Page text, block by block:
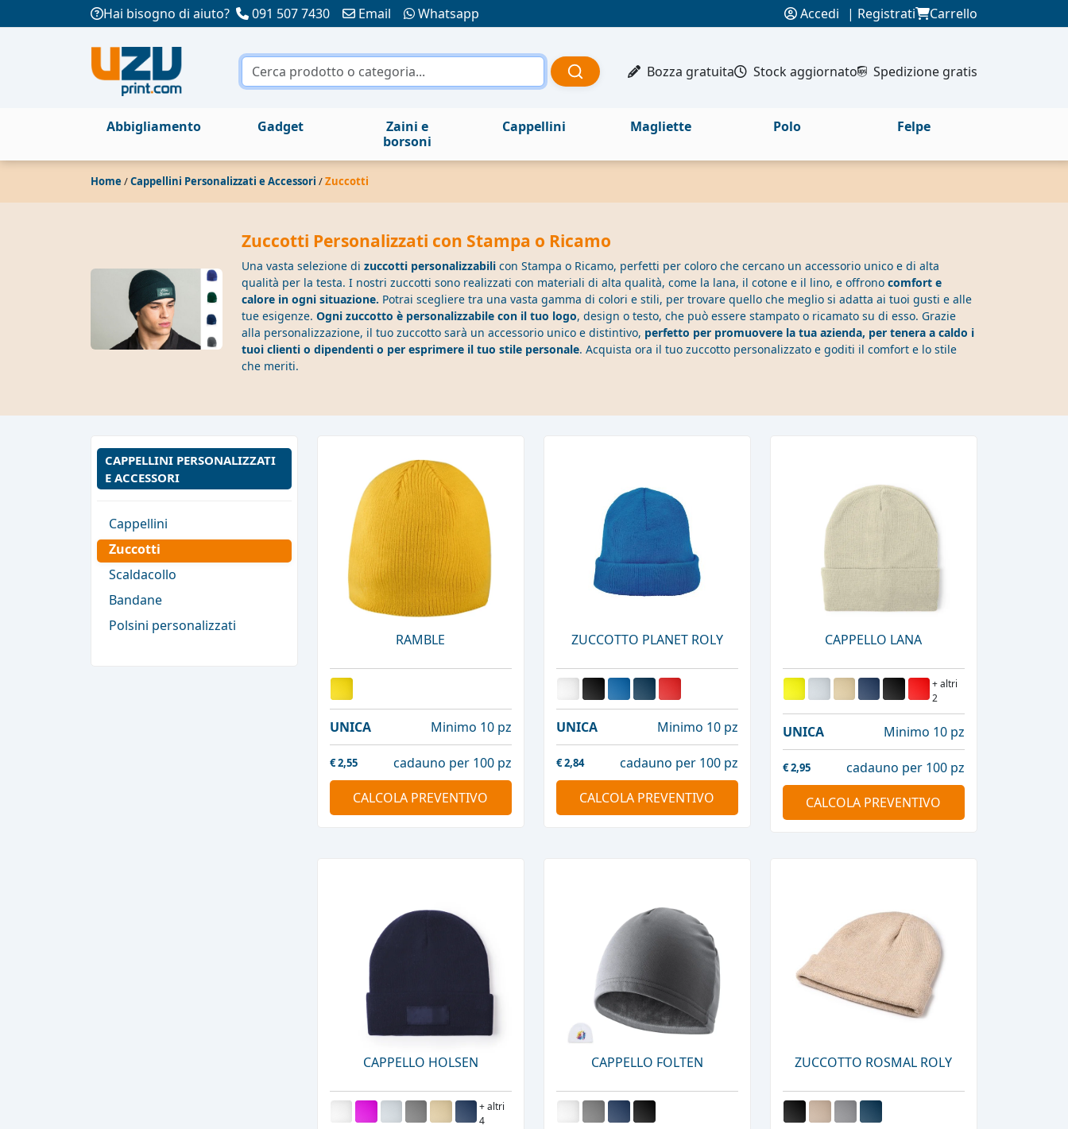
Hai bisogno di aiuto? 091 507 7430 Email Whatsapp Accedi | Registrati Carrello
Bozza gratuita Stock aggiornato Spedizione gratis
Abbigliamento Gadget
Zaini e
borsoni
Cappellini Magliette Polo Felpe
Home /Cappellini Personalizzati e Accessori /Zuccotti
Zuccotti Personalizzati con Stampa o Ricamo
Una vasta selezione di zuccotti personalizzabili con Stampa o Ricamo, perfetti per coloro che cercano un accessorio unico e di alta
qualità per la testa. I nostri zuccotti sono realizzati con materiali di alta qualità, come la lana, il cotone e il lino, e offrono comfort e
calore in ogni situazione. Potrai scegliere tra una vasta gamma di colori e stili, per trovare quello che meglio si adatta ai tuoi gusti e alle
tue esigenze. Ogni zuccotto è personalizzabile con il tuo logo, design o testo, che può essere stampato o ricamato su di esso. Grazie
alla personalizzazione, il tuo zuccotto sarà un accessorio unico e distintivo, perfetto per promuovere la tua azienda, per tenera a caldo i
tuoi clienti o dipendenti o per esprimere il tuo stile personale. Acquista ora il tuo zuccotto personalizzato e goditi il comfort e lo stile
che meriti.
CAPPELLINI PERSONALIZZATI
E ACCESSORI
Cappellini
Zuccotti
Scaldacollo
Bandane
Polsini personalizzati
RAMBLE
UNICA Minimo 10 pz
€2,55
cadauno per 100 pz
CALCOLA PREVENTIVO
ZUCCOTTO PLANET ROLY
UNICA Minimo 10 pz
€2,84
cadauno per 100 pz
CALCOLA PREVENTIVO
CAPPELLO LANA
+ altri
2
UNICA Minimo 10 pz
€2,95
cadauno per 100 pz
CALCOLA PREVENTIVO
CAPPELLO HOLSEN
+ altri
4
CAPPELLO FOLTEN ZUCCOTTO ROSMAL ROLY